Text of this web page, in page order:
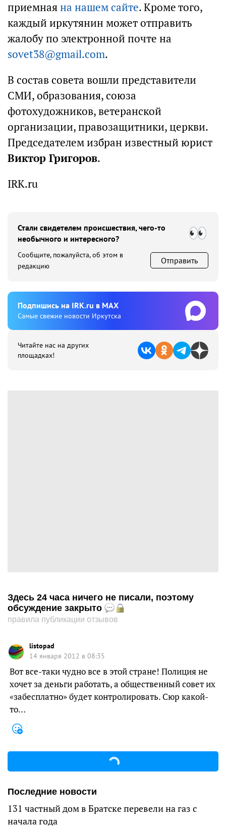
приемнаяна нашем сайте. Кроме того,
каждый иркутянин может отправить
жалобу по электронной почте на
sovet38@gmail.com.
В состав совета вошли представители
СМИ, образования, союза
фотохудожников, ветеранской
организации, правозащитники, церкви.
Председателем избран известный юрист
Виктор Григоров.
IRK.ru
Стали свидетелем происшествия, чего-то
необычного и интересного?
Сообщите, пожалуйста, об этом в
редакцию
Отправить
Подпишиcь на IRK.ru в MAX
Cамые свежие новости Иркутска
Читайте нас на других
площадках!
Здесь 24 часа ничего не писали, поэтому
обсуждение закрыто
правила публикации отзывов
listopad
14 января 2012 в 08:35
Вот все-таки чудно все в этой стране! Полиция не
хочет за деньги работать, а общественный совет их
«забесплатно» будет контролировать. Сюр какой-
то…
Последние новости
131 частный дом в Братске перевели на газ с
начала года